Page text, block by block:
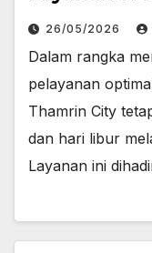
26/05/2026
Dalam rangka
pelayanan
Thamrin City
dan hari libur
Layanan ini